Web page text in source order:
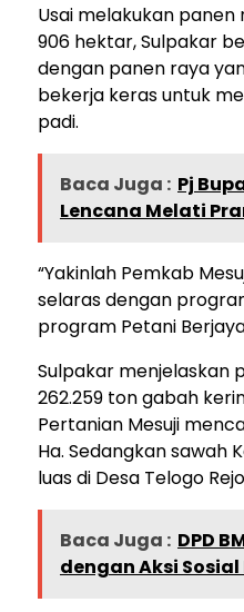
Usai melakukan
906 hektar, Sulpakar
dengan panen raya
bekerja keras untuk
padi.
Baca Juga : Pj
Lencana Melati
“Yakinlah Pemkab
selaras dengan
program Petani
Sulpakar menjelaskan
262.259 ton gabah
Pertanian Mesuji
Ha. Sedangkan sawah
luas di Desa Telogo
Baca Juga : DPD
dengan Aksi